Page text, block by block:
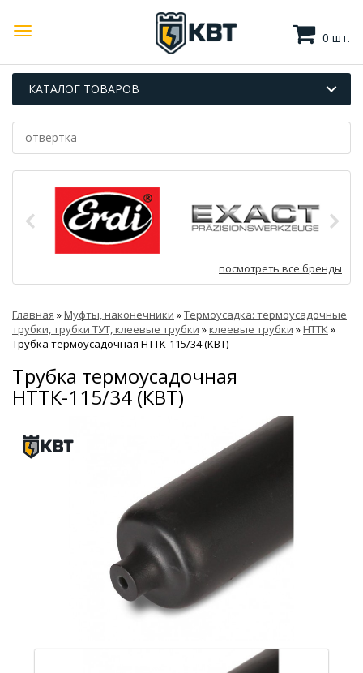
0 шт.
КАТАЛОГ ТОВАРОВ
посмотреть все бренды
Главная »Муфты, наконечники »Термоусадка: термоусадочные
трубки, трубки ТУТ, клеевые трубки »клеевые трубки »НТТК »
Трубка термоусадочная НТТК-115/34 (КВТ)
Трубка термоусадочная
НТТК-115/34 (КВТ)